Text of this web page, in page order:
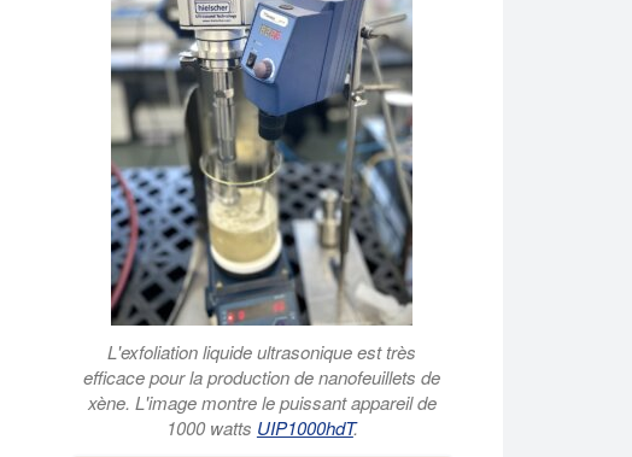
L'exfoliation liquide ultrasonique est très
efficace pour la production de nanofeuillets de
xène. L'image montre le puissant appareil de
1000 watts UIP1000hdT.